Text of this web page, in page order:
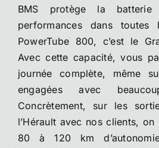
BMS protège la
performances dans toutes
PowerTube 800, c’est le
Avec cette capacité, vous
journée complète, même
engagées avec
Concrètement, sur les
l’Hérault avec nos clients,
80 à 120 km